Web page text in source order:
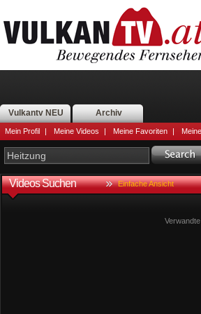
Vulkantv NEU Archiv
Mein Profil | Meine Videos | Meine Favoriten |
Videos Suchen Einfache Ansicht